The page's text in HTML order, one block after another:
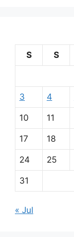
S
S
3 4
10 11
17 18
24 25
31
« Jul